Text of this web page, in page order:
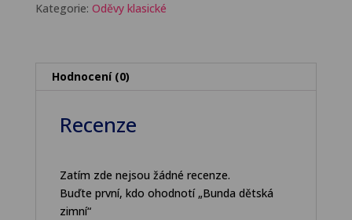
Kategorie: Oděvy klasické
Hodnocení (0)
Recenze
Zatím zde nejsou žádné recenze.
Buďte první, kdo ohodnotí „Bunda dětská
zimní“